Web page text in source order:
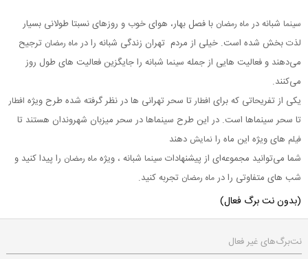
سینما شبانه در ماه رمضان با فصل بهار، هوای خوب و روزهای نسبتا طولانی بسیار
لذت بخش شده است. خیلی از مردم تهران زندگی شبانه را در ماه رمضان ترجیح
می‌دهند و فعالیت هایی از جمله سینما شبانه را جایگزین فعالیت های طول روز
می‌کنند.
یکی از تفریحاتی که برای افطارتا سحر تهرانی ها در نظر گرفته شده طرح ویژه افطار
تا سحر سینماها است. در این طرح سینماها در سحر میزبان شهروندان هستند تا
فیلم های ویژه این ماه را نمایش دهند
شما می‌توانید مجموعه‌ای از پیشنهادات سینما شبانه ، ویژه ماه رمضان را پیدا کنید و
شب های متفاوتی را در ماه رمضان تجربه کنید.
(بدون نت برگ فعال)
نت‌برگ‌های غیر فعال